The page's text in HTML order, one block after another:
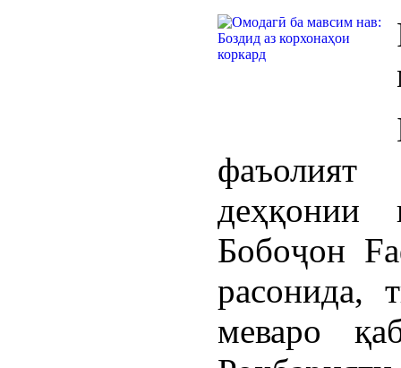
деҳқонии
Бобоҷон
расонида,
меваро